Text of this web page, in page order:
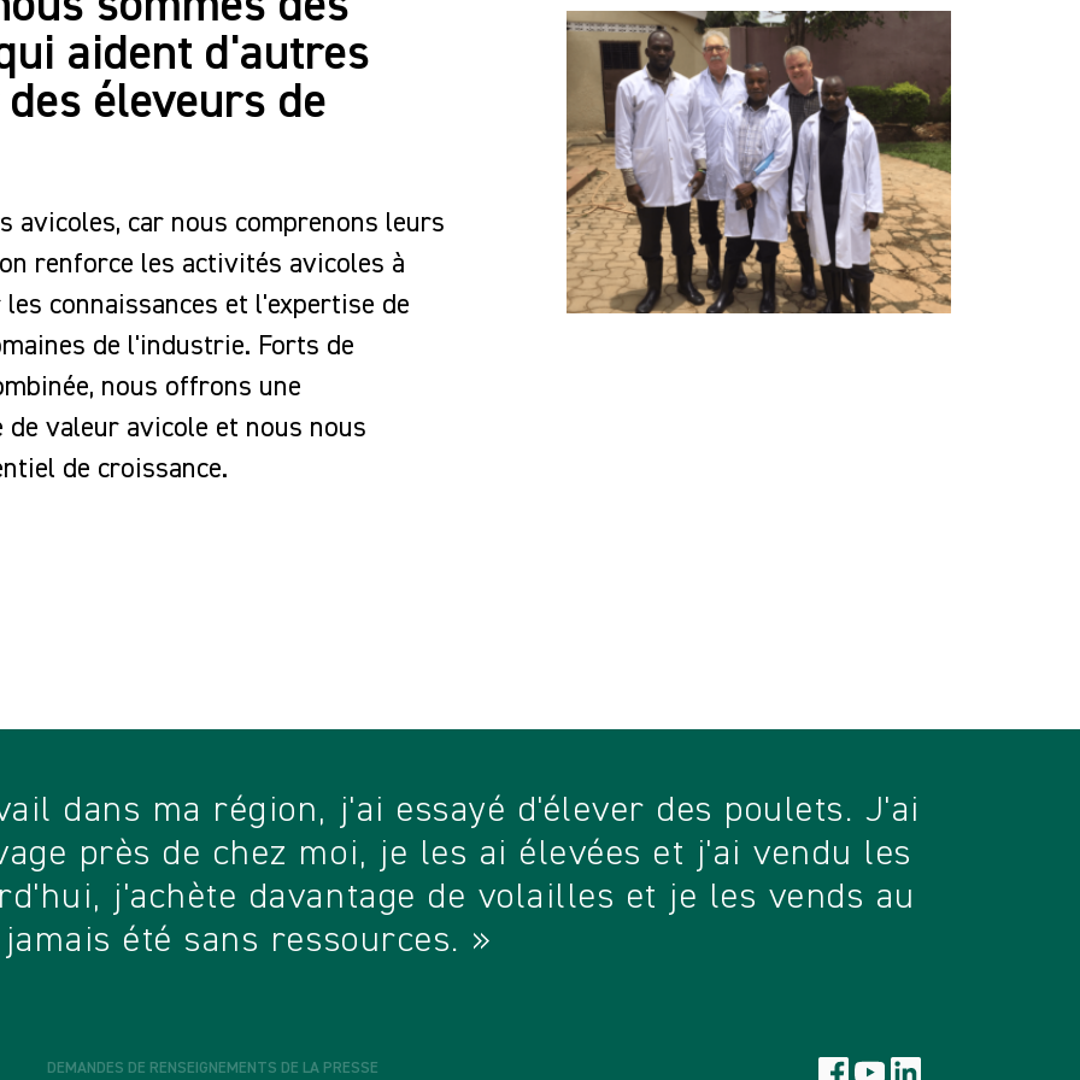
utilisé à des fins
d'aider d'autres
l'UIPDP a été
en continuant à se
auprès des
en
contribuent à la
son PDG Randall
dans la
une vaste
aident d'autres
éleveurs de
avicoles, car nous comprenons leurs
renforce les activités avicoles à
connaissances et l'expertise de
de l'industrie. Forts de
nous offrons une
de valeur avicole et nous nous
de croissance.
dans ma région, j'ai essayé d'élever des poulets. J'ai
près de chez moi, je les ai élevées et j'ai vendu les
j'achète davantage de volailles et je les vends au
été sans ressources. »
DEMANDES DE RENSEIGNEMENTS DE LA PRESSE